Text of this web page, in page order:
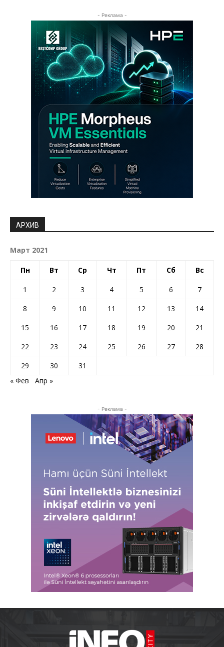
- Реклама -
АРХИВ
Март 2021
Пн Вт Ср Чт Пт Сб Вс
1 2 3 4 5 6
7
8
9 10 11 12 13
14
15
16 17 18 19 20
21
22
23 24 25 26 27
28
29
30
31
« Фев
Апр »
- Реклама -